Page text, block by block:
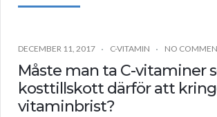
DECEMBER 11, 2017 C-VITAMIN NO
Måste man ta C-vitaminer
kosttillskott därför att
vitaminbrist?